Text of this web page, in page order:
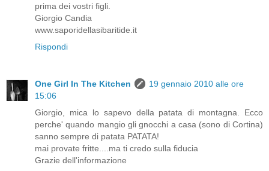
prima dei vostri figli.
Giorgio Candia
www.saporidellasibaritide.it
Rispondi
One Girl In The Kitchen
19 gennaio 2010 alle ore
15:06
Giorgio, mica lo sapevo della patata di montagna. Ecco
perche' quando mangio gli gnocchi a casa (sono di Cortina)
sanno sempre di patata PATATA!
mai provate fritte....ma ti credo sulla fiducia
Grazie dell'informazione